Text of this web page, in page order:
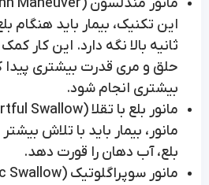
این تکنیک، بیمار باید هنگام
ثانیه بالا نگه دارد. این کار
حلق و مری قدرت بیشتری پیدا
بیشتری انجام شود.
مانور، بیمار باید با تلاش
بلع، آب دهان را قورت دهد.